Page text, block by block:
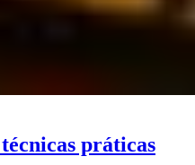
práticas